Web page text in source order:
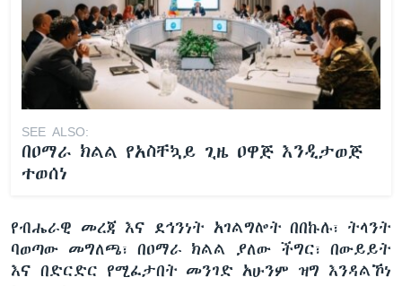
SEE ALSO:
በዐማራ ክልል የአስቸኳይ ጊዜ ዐዋጅ እንዲታወጅ
ተወሰነ
የብሔራዊ መረጃ እና ደኅንነት አገልግሎት በበኩሉ፣ ትላንት
ባወጣው መግለጫ፣ በዐማራ ክልል ያለው ችግር፣ በውይይት
እና በድርድር የሚፈታበት መንገድ አሁንም ዝግ እንዳልኾነ